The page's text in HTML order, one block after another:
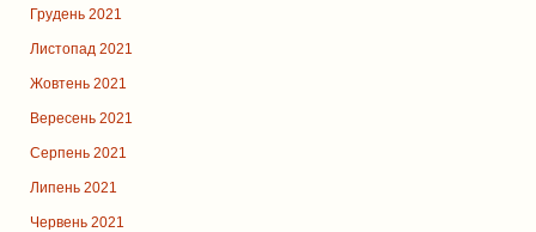
Грудень 2021
Листопад 2021
Жовтень 2021
Вересень 2021
Серпень 2021
Липень 2021
Червень 2021